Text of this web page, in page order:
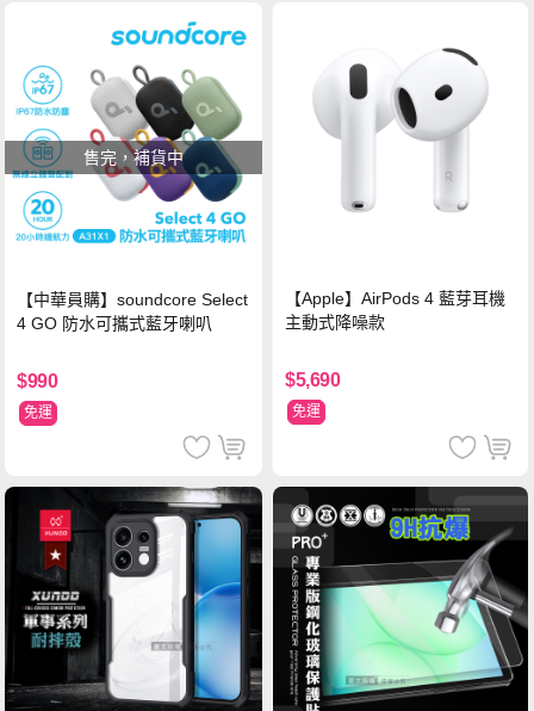
售完，補貨中
【中華員購】soundcore Select
4 GO 防水可攜式藍牙喇叭
$990
免運
【Apple】AirPods 4 藍芽耳機
主動式降噪款
$5,690
免運